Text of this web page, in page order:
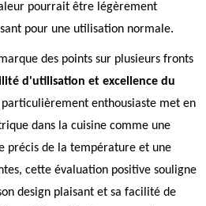
pourrait être légèrement
pour une utilisation normale.
des points sur plusieurs fronts
d'utilisation et excellence du
particulièrement enthousiaste met en
dans la cuisine comme une
précis de la température et une
cette évaluation positive souligne
design plaisant et sa facilité de